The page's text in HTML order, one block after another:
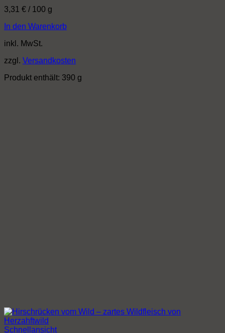
3,31 € / 100 g
In den Warenkorb
inkl. MwSt.
zzgl. Versandkosten
Produkt enthält: 390 g
Schnellansicht